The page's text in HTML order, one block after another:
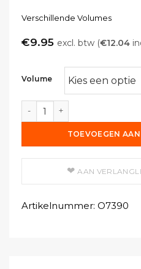
Verschillende Volumes
€9.95 excl. btw (€12.04
Volume
Rauwe Tungolie - Houtolie
TOEVOEGEN
AAN
Artikelnummer: O7390